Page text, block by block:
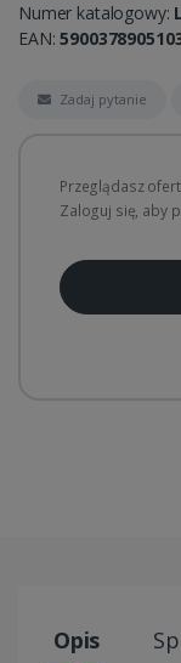
Numer katalogowy:
EAN:
Zadaj pytanie
Przeglądasz
Zaloguj się, aby
Opis